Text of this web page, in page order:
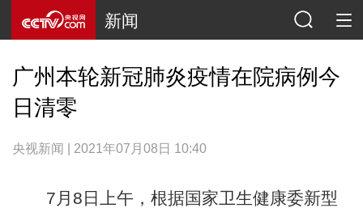
新闻
广州本轮新冠肺炎疫情在院病例今
日清零
央视新闻 | 2021年07月08日 10:40
7月8日上午，根据国家卫生健康委新型